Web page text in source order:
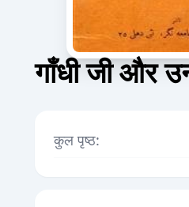
गाँधी जी और
कुल पृष्ठ: